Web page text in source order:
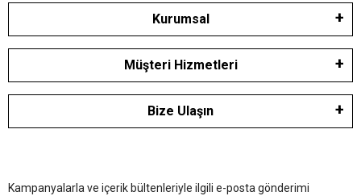
Kurumsal
Müşteri Hizmetleri
Bize Ulaşın
Kampanyalarla ve içerik bültenleriyle ilgili e-posta gönderimi